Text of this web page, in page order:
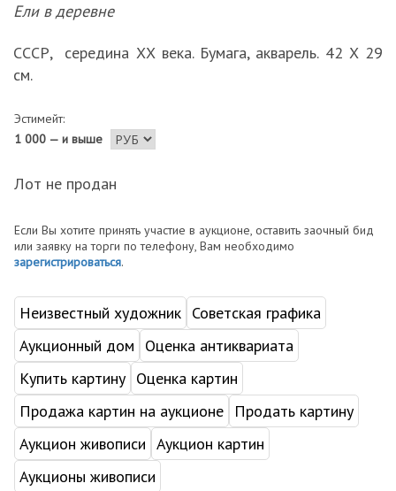
Ели в деревне
СССР, середина ХХ века. Бумага, акварель. 42 Х 29
см.
Эстимейт:
1 000 — и выше
Лот не продан
Если Вы хотите принять участие в аукционе, оставить заочный бид
или заявку на торги по телефону, Вам необходимо
зарегистрироваться.
Неизвестный художник Советская графика
Аукционный дом
Оценка антиквариата
Купить картину Оценка картин
Продажа картин на аукционе
Продать картину
Аукцион живописи Аукцион картин
Аукционы живописи